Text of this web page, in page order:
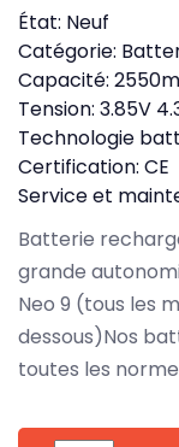
État: Neuf
Catégorie:
Capacité:
Tension: 3.85V
Technologie
Certification: CE
Service et
Batterie
grande
Neo 9 (tous les
dessous)Nos
toutes les